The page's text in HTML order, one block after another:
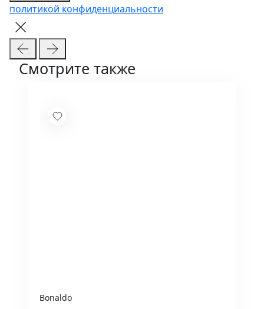
политикой конфиденциальности
Смотрите также
Bonaldo